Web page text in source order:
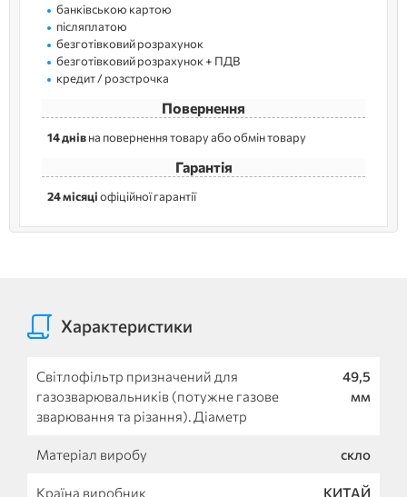
банківською картою
післяплатою
безготівковий розрахунок
безготівковий розрахунок + ПДВ
кредит / розстрочка
Повернення
14 днівна повернення товару або обмін товару
Гарантія
24 місяціофіційної гарантії
Характеристики
Світлофільтр призначений для
газозварювальників (потужне газове
зварювання та різання). Діаметр
49,5
мм
Матеріал виробу скло
Країна виробник КИТАЙ